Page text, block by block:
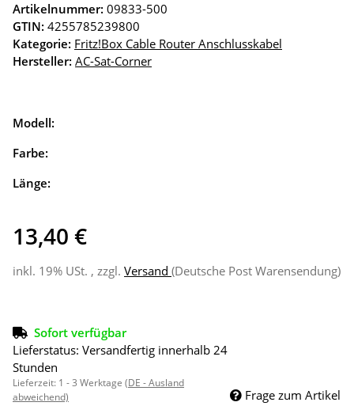
Artikelnummer: 09833-500
GTIN: 4255785239800
Kategorie: Fritz!Box Cable Router Anschlusskabel
Hersteller: AC-Sat-Corner
Modell:
Farbe:
Länge:
13,40 €
inkl. 19% USt. , zzgl. Versand (Deutsche Post Warensendung)
Sofort verfügbar
Lieferstatus: Versandfertig innerhalb 24
Stunden
Lieferzeit: 1 - 3 Werktage (DE - Ausland
abweichend)
Frage zum Artikel